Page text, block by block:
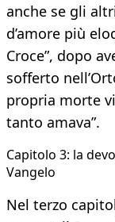
anche se gli
d’amore più
Croce”, dopo
sofferto
propria morte
tanto amava”.
​Capitolo 3: la
Vangelo
Nel terzo